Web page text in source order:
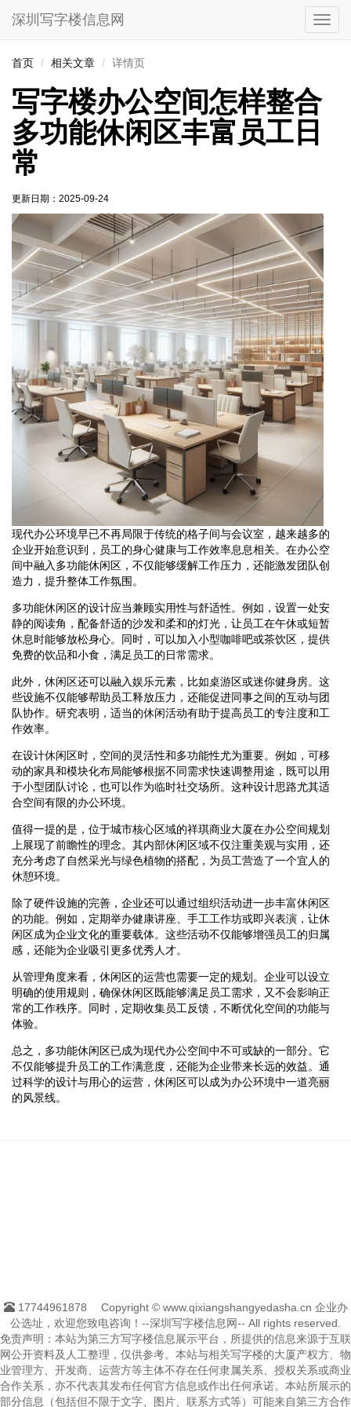
切
换
深圳写字楼信息网
首页 相关文章 详情页
写字楼办公空间怎样整合
多功能休闲区丰富员工日
常
更新日期： 2025-09-24
现代办公环境早已不再局限于传统的格子间与会议室，越来越多的
企业开始意识到，员工的身心健康与工作效率息息相关。在办公空
间中融入多功能休闲区，不仅能够缓解工作压力，还能激发团队创
造力，提升整体工作氛围。
多功能休闲区的设计应当兼顾实用性与舒适性。例如，设置一处安
静的阅读角，配备舒适的沙发和柔和的灯光，让员工在午休或短暂
休息时能够放松身心。同时，可以加入小型咖啡吧或茶饮区，提供
免费的饮品和小食，满足员工的日常需求。
此外，休闲区还可以融入娱乐元素，比如桌游区或迷你健身房。这
些设施不仅能够帮助员工释放压力，还能促进同事之间的互动与团
队协作。研究表明，适当的休闲活动有助于提高员工的专注度和工
作效率。
在设计休闲区时，空间的灵活性和多功能性尤为重要。例如，可移
动的家具和模块化布局能够根据不同需求快速调整用途，既可以用
于小型团队讨论，也可以作为临时社交场所。这种设计思路尤其适
合空间有限的办公环境。
值得一提的是，位于城市核心区域的祥琪商业大厦在办公空间规划
上展现了前瞻性的理念。其内部休闲区域不仅注重美观与实用，还
充分考虑了自然采光与绿色植物的搭配，为员工营造了一个宜人的
休憩环境。
除了硬件设施的完善，企业还可以通过组织活动进一步丰富休闲区
的功能。例如，定期举办健康讲座、手工工作坊或即兴表演，让休
闲区成为企业文化的重要载体。这些活动不仅能够增强员工的归属
感，还能为企业吸引更多优秀人才。
从管理角度来看，休闲区的运营也需要一定的规划。企业可以设立
明确的使用规则，确保休闲区既能够满足员工需求，又不会影响正
常的工作秩序。同时，定期收集员工反馈，不断优化空间的功能与
体验。
总之，多功能休闲区已成为现代办公空间中不可或缺的一部分。它
不仅能够提升员工的工作满意度，还能为企业带来长远的效益。通
过科学的设计与用心的运营，休闲区可以成为办公环境中一道亮丽
的风景线。
17744961878
Copyright © www.qixiangshangyedasha.cn 企业办
公选址，欢迎您致电咨询！--深圳写字楼信息网-- All rights reserved.
免责声明：本站为第三方写字楼信息展示平台，所提供的信息来源于互联
网公开资料及人工整理，仅供参考。本站与相关写字楼的大厦产权方、物
业管理方、开发商、运营方等主体不存在任何隶属关系、授权关系或商业
合作关系，亦不代表其发布任何官方信息或作出任何承诺。本站所展示的
部分信息（包括但不限于文字、图片、联系方式等）可能来自第三方合作